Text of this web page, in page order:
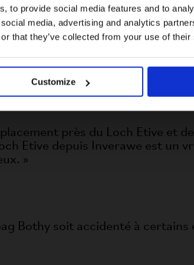
to provide social media features and to
media, advertising and analytics
that they’ve collected from your use of
Customize
isolée avec des vues
est d’environ 11 km. C’est
élaphes, lièvres de montagne
près du Loch Etive et
Etive depuis Inverawe est un
»
Bothy soit accidenté à
No, stay here